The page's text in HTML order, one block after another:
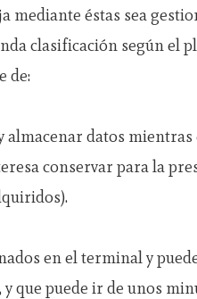
mediante éstas sea
clasificación según el
de:
almacenar datos
conservar para la
en el terminal y
que puede ir de unos